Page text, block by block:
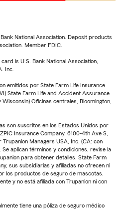
National Association. Deposit products
Member FDIC.
is U.S. Bank National Association,
Inc.
emitidos por State Farm Life Insurance
State Farm Life and Accident Assurance
Oficinas centrales, Bloomington,
son suscritos en los Estados Unidos por
Insurance Company, 6100-4th Ave S,
Managers USA, Inc. (CA: con
Se aplican términos y condiciones, revise la
para obtener detalles. State Farm
sus subsidiarias y afiliadas no ofrecen ni
los productos de seguro de mascotas.
y no está afiliada con Trupanion ni con
tiene una póliza de seguro médico